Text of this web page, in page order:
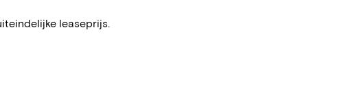
leaseprijs.